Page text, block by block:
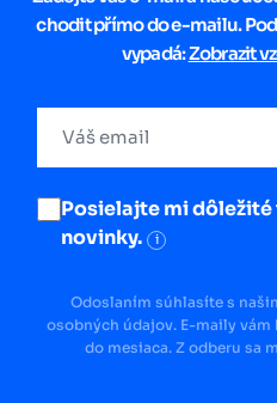
chodit přímo do e-mailu.
vypadá:Zobrazit
Posielajte mi
novinky.
i
Odoslaním súhlasíte s
osobných údajov. E-maily
do mesiaca. Z odberu sa